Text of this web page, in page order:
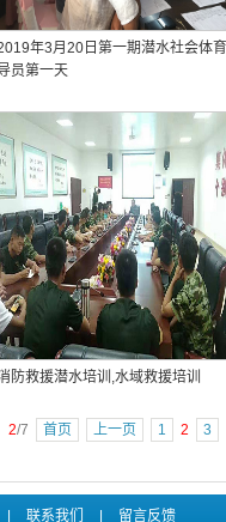
年3月20日第一期潜水社会体
员第一天
防救援潜水培训,水域救援培训
2/7 首页 上一页 1 2 3
联系我们 留言反馈